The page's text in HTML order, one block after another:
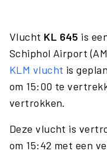
Vlucht KL 645 is
Schiphol Airport
KLM vlucht is
om 15:00 te
vertrokken.
Deze vlucht is
om 15:42 met een